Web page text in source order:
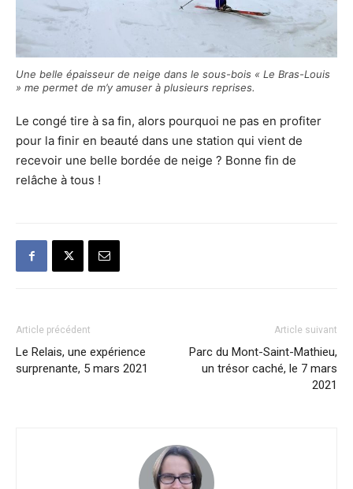
Une belle épaisseur de neige dans le sous-bois « Le Bras-Louis
» me permet de m’y amuser à plusieurs reprises.
Le congé tire à sa fin, alors pourquoi ne pas en profiter
pour la finir en beauté dans une station qui vient de
recevoir une belle bordée de neige ? Bonne fin de
relâche à tous !
Article précédent
Le Relais, une expérience
surprenante, 5 mars 2021
Article suivant
Parc du Mont-Saint-Mathieu,
un trésor caché, le 7 mars
2021